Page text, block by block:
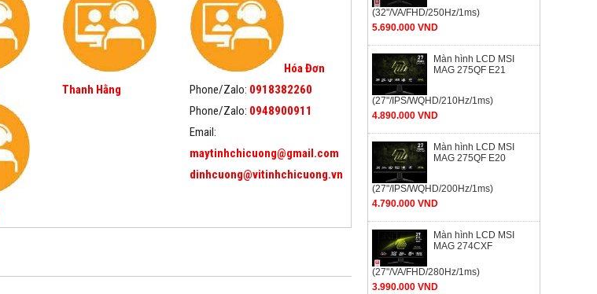
Thanh Hằng
Hóa Đơn
Phone/Zalo: 0918382260
Phone/Zalo: 0948900911
Email:
maytinhchicuong@gmail.com
dinhcuong@vitinhchicuong.vn
(32"/VA/FHD/250Hz/1ms)
5.690.000 VND
Màn hình LCD MSI
MAG 275QF E21
(27"/IPS/WQHD/210Hz/1ms)
4.890.000 VND
Màn hình LCD MSI
MAG 275QF E20
(27"/IPS/WQHD/200Hz/1ms)
4.790.000 VND
Màn hình LCD MSI
MAG 274CXF
(27"/VA/FHD/280Hz/1ms)
3.990.000 VND